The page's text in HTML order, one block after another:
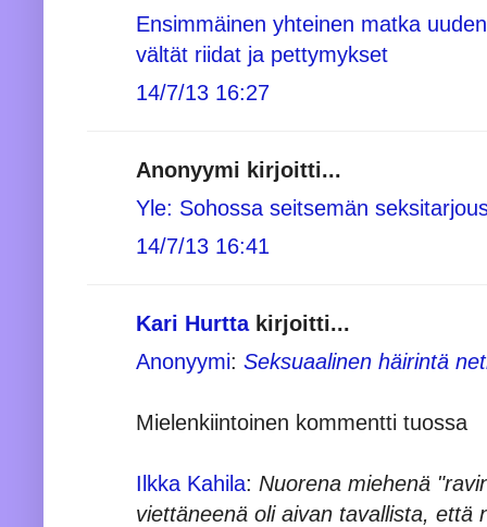
Ensimmäinen yhteinen matka
vältät riidat ja pettymykset
14/7/13 16:27
Anonyymi kirjoitti...
Yle: Sohossa seitsemän
14/7/13 16:41
Kari Hurttakirjoitti...
Anonyymi: Seksuaalinen häirintä
Mielenkiintoinen kommentti tuossa
Ilkka Kahila: Nuorena miehenä
viettäneenä oli aivan tavallista, että